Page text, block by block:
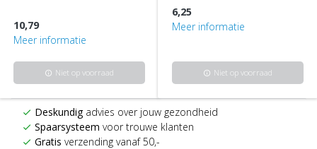
10,79
Meer informatie
info Niet op voorraad
6,25
Meer informatie
info Niet op voorraad
check Deskundigadvies over jouw gezondheid
check Spaarsysteem voor trouwe klanten
check Gratis verzending vanaf 50,-